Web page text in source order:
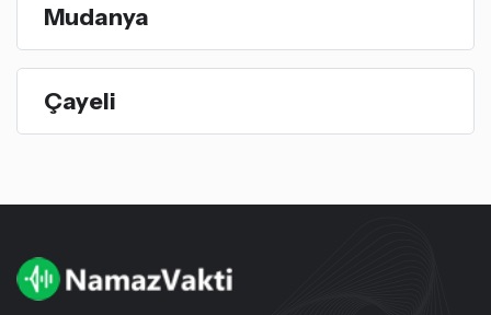
Mudanya
Çayeli